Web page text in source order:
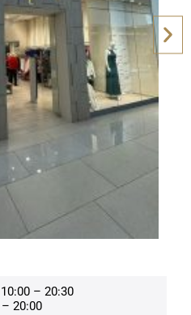
– 20:30
20:00